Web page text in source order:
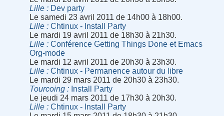
Lille
Dev party
Le samedi 23 avril 2011 de 14h00 à 18h00.
Lille
Chtinux - Install Party
Le mardi 19 avril 2011 de 18h30 à 21h30.
Lille
Conférence Getting Things Done et Emacs
Org-mode
Le mardi 12 avril 2011 de 20h30 à 23h30.
Lille
Chtinux - Permanence autour du libre
Le mardi 29 mars 2011 de 20h30 à 23h30.
Tourcoing
Install Party
Le jeudi 24 mars 2011 de 17h30 à 20h30.
Lille
Chtinux - Install Party